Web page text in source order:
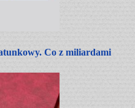
Co z miliardami